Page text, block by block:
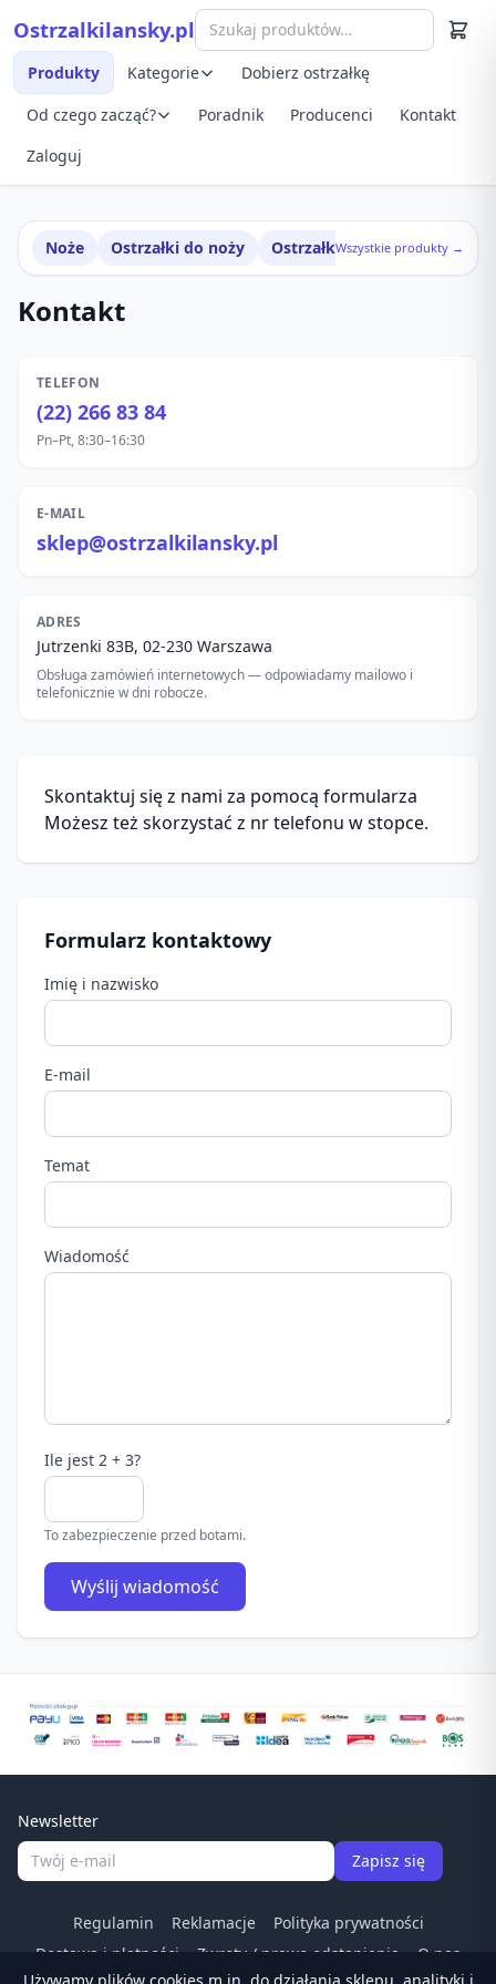
Ostrzalkilansky.pl
Produkty Kategorie
Dobierz ostrzałkę
Od czego zacząć?
Poradnik Producenci
Kontakt
Zaloguj
Noże Ostrzałki do noży Ostrzałki w zestawach
Wszystkie produkty →
Kontakt
TELEFON
(22) 266 83 84
Pn–Pt, 8:30–16:30
E-MAIL
sklep@ostrzalkilansky.pl
ADRES
Jutrzenki 83B, 02-230 Warszawa
Obsługa zamówień internetowych — odpowiadamy mailowo i
telefonicznie w dni robocze.
Skontaktuj się z nami za pomocą formularza
Możesz też skorzystać z nr telefonu w stopce.
Formularz kontaktowy
Imię i nazwisko
E-mail
Temat
Wiadomość
Ile jest 2 + 3?
To zabezpieczenie przed botami.
Wyślij wiadomość
Newsletter
Zapisz się
Regulamin Reklamacje
Polityka prywatności
Dostawa i płatności
Zwroty / prawo odstapienia
O nas
Szybki podgląd produktu